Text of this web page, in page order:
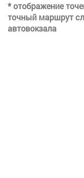
* отображение
точный маршрут
автовокзала